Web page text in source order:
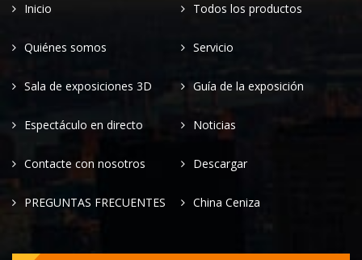
Inicio Todos los productos
Quiénes somos Servicio
Sala de exposiciones 3D Guía de la exposición
Espectáculo en directo Noticias
Contacte con nosotros Descargar
PREGUNTAS FRECUENTES China Ceniza